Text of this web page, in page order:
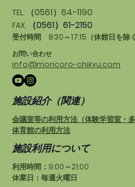
TEL.
（0561）64-1190
FAX. （0561）61-2150
受付時間 8:30～17:15（休館日を除く
お問い合わせ
info@moricoro-chikyu.com
施設紹介（関連）
会議室等の利用方法（体験学習室・多
体育館の利用方法
施設利用について
利用時間：9:00～21:00
休業日：毎週火曜日